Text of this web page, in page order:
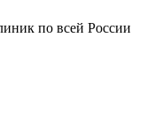
по всей России